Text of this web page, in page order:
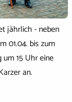
jährlich - neben
01.04. bis zum
um 15 Uhr eine
an.